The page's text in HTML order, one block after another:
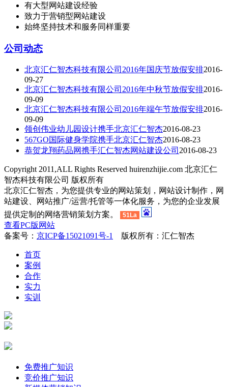
有大型网站建设经验
致力于营销型网站建设
始终坚持技术和服务同样重要
公司动态
北京汇仁智杰科技有限公司2016年国庆节放假安排2016-
09-27
北京汇仁智杰科技有限公司2016年中秋节放假安排2016-
09-09
北京汇仁智杰科技有限公司2016年端午节放假安排2016-
09-09
领创伟业幼儿园设计携手北京汇仁智杰2016-08-23
567GO国际健身学院携手北京汇仁智杰2016-08-23
恭贺龙翔药品网携手汇仁智杰网站建设公司 2016-08-23
Copyright 2011,ALL Rights Reserved huirenzhijie.com 北京汇仁
智杰科技有限公司 版权所有
北京汇仁智杰，为您提供专业的网站策划，网站设计制作，网
站建设、网站推广/运营/托管等一体化服务，为您的企业发展
提供定制的网络营销策划方案。
51La
查看PC版网站
备案号： 京ICP备15021091号-1 版权所有：汇仁智杰
首页
案例
合作
实力
实训
免费推广知识
竞价推广知识